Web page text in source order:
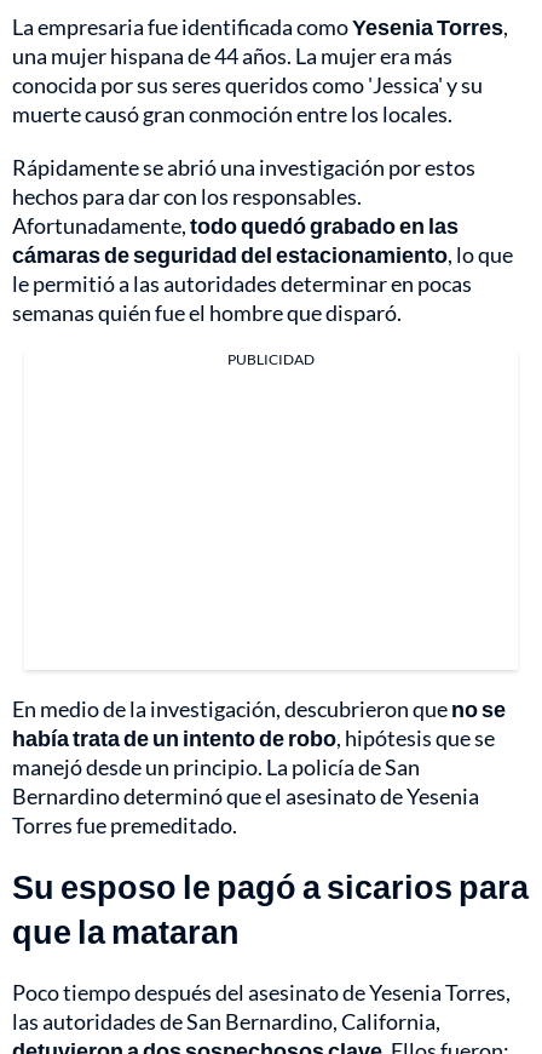
La empresaria fue identificada comoYesenia Torres,
una mujer hispana de 44 años. La mujer era más
conocida por sus seres queridos como 'Jessica' y su
muerte causó gran conmoción entre los locales.
Rápidamente se abrió una investigación por estos
hechos para dar con los responsables.
Afortunadamente,todo quedó grabado en las
cámaras de seguridad del estacionamiento, lo que
le permitió a las autoridades determinar en pocas
semanas quién fue el hombre que disparó.
PUBLICIDAD
En medio de la investigación, descubrieron queno se
había trata de un intento de robo, hipótesis que se
manejó desde un principio. La policía de San
Bernardino determinó que el asesinato de Yesenia
Torres fue premeditado.
Su esposo le pagó a sicarios para
que la mataran
Poco tiempo después del asesinato de Yesenia Torres,
las autoridades de San Bernardino, California,